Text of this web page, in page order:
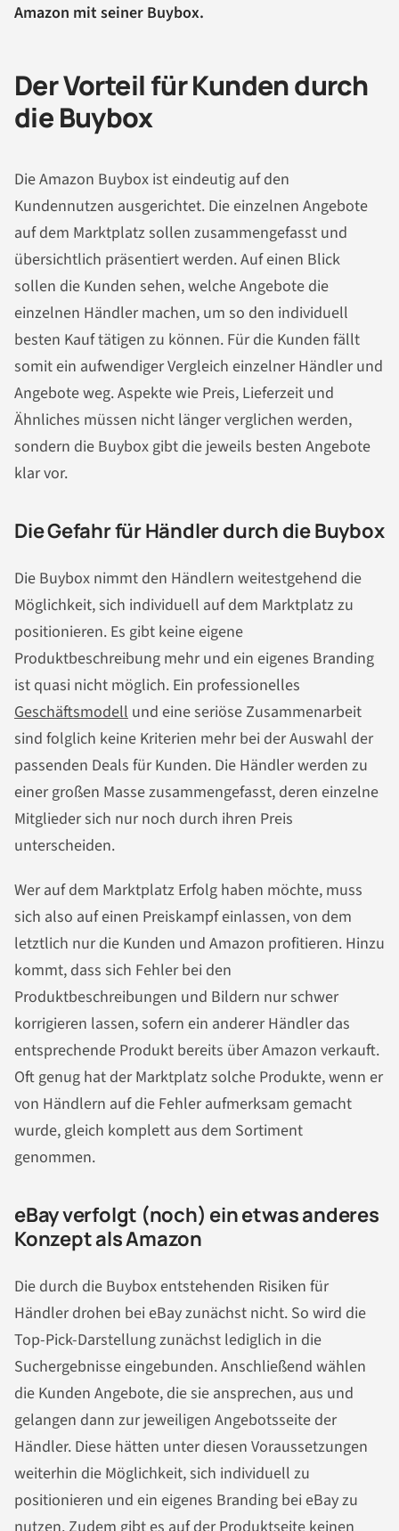
Amazon mit seiner Buybox.
Der Vorteil für Kunden durch
die Buybox
Die Amazon Buybox ist eindeutig auf den
Kundennutzen ausgerichtet. Die einzelnen Angebote
auf dem Marktplatz sollen zusammengefasst und
übersichtlich präsentiert werden. Auf einen Blick
sollen die Kunden sehen, welche Angebote die
einzelnen Händler machen, um so den individuell
besten Kauf tätigen zu können. Für die Kunden fällt
somit ein aufwendiger Vergleich einzelner Händler und
Angebote weg. Aspekte wie Preis, Lieferzeit und
Ähnliches müssen nicht länger verglichen werden,
sondern die Buybox gibt die jeweils besten Angebote
klar vor.
Die Gefahr für Händler durch die Buybox
Die Buybox nimmt den Händlern weitestgehend die
Möglichkeit, sich individuell auf dem Marktplatz zu
positionieren. Es gibt keine eigene
Produktbeschreibung mehr und ein eigenes Branding
ist quasi nicht möglich. Ein professionelles
Geschäftsmodell und eine seriöse Zusammenarbeit
sind folglich keine Kriterien mehr bei der Auswahl der
passenden Deals für Kunden. Die Händler werden zu
einer großen Masse zusammengefasst, deren einzelne
Mitglieder sich nur noch durch ihren Preis
unterscheiden.
Wer auf dem Marktplatz Erfolg haben möchte, muss
sich also auf einen Preiskampf einlassen, von dem
letztlich nur die Kunden und Amazon profitieren. Hinzu
kommt, dass sich Fehler bei den
Produktbeschreibungen und Bildern nur schwer
korrigieren lassen, sofern ein anderer Händler das
entsprechende Produkt bereits über Amazon verkauft.
Oft genug hat der Marktplatz solche Produkte, wenn er
von Händlern auf die Fehler aufmerksam gemacht
wurde, gleich komplett aus dem Sortiment
genommen.
eBay verfolgt (noch) ein etwas anderes
Konzept als Amazon
Die durch die Buybox entstehenden Risiken für
Händler drohen bei eBay zunächst nicht. So wird die
Top-Pick-Darstellung zunächst lediglich in die
Suchergebnisse eingebunden. Anschließend wählen
die Kunden Angebote, die sie ansprechen, aus und
gelangen dann zur jeweiligen Angebotsseite der
Händler. Diese hätten unter diesen Voraussetzungen
weiterhin die Möglichkeit, sich individuell zu
positionieren und ein eigenes Branding bei eBay zu